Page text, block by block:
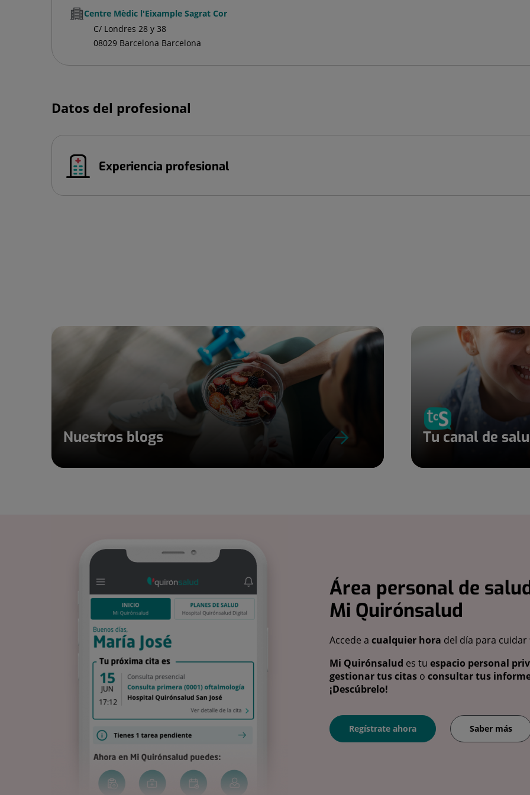
Centre Mèdic l'Eixample Sagrat Cor
C/ Londres 28 y 38
08029 Barcelona Barcelona
Datos del profesional
Experiencia profesional
Nuestros blogs Tu canal de
Área personal de
Mi Quirónsalud
Accede a cualquier hora del día para cuidar
Mi Quirónsalud es tu espacio personal
gestionar tus citas o consultar tus
¡Descúbrelo!
Regístrate ahora Saber más